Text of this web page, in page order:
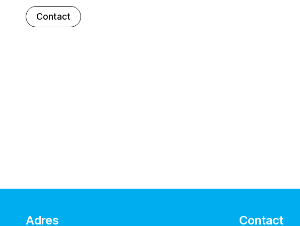
Contact
Adres Contact